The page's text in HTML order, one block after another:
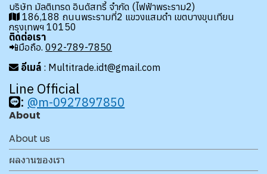
บริษัท มัลติเทรด อินดัสทรี้ จำกัด (ไฟฟ้าพระราม2)
186,188 ถนนพระรามที่2 แขวงแสมดำ เขตบางขุนเทียน
กรุงเทพฯ 10150
ติดต่อเรา
📲มือถือ. 092-789-7850
อีเมล์ : Multitrade.idt@gmail.com
Line Official
: @m-0927897850
About
About us
ผลงานของเรา